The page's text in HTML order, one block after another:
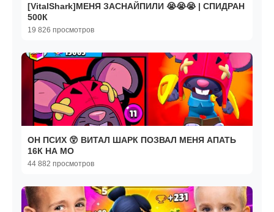
[VitalShark]МЕНЯ ЗАСНАЙПИЛИ 😭😭😭 | СПИДРАН
500К
19 826 просмотров
ОН ПСИХ 😲 ВИТАЛ ШАРК ПОЗВАЛ МЕНЯ АПАТЬ
16К НА МО
44 882 просмотров